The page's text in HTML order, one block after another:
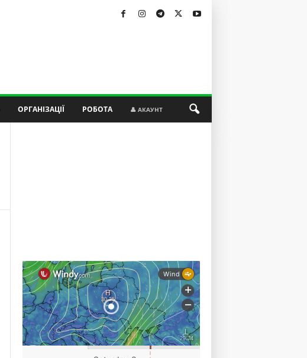
ОРГАНІЗАЦІЇ РОБОТА 👤 АКАУНТ